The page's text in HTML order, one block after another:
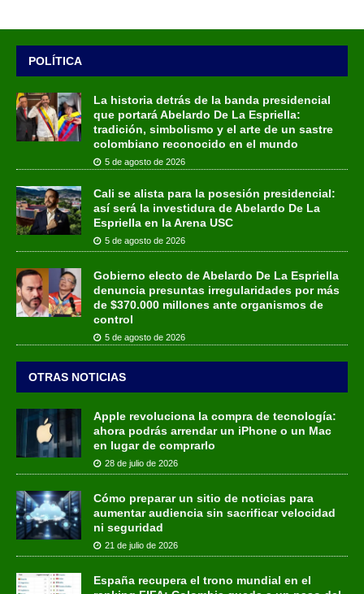
POLÍTICA
La historia detrás de la banda presidencial
que portará Abelardo De La Espriella:
tradición, simbolismo y el arte de un sastre
colombiano reconocido en el mundo
5 de agosto de 2026
Cali se alista para la posesión presidencial:
así será la investidura de Abelardo De La
Espriella en la Arena USC
5 de agosto de 2026
Gobierno electo de Abelardo De La Espriella
denuncia presuntas irregularidades por más
de $370.000 millones ante organismos de
control
5 de agosto de 2026
OTRAS NOTICIAS
Apple revoluciona la compra de tecnología:
ahora podrás arrendar un iPhone o un Mac
en lugar de comprarlo
28 de julio de 2026
Cómo preparar un sitio de noticias para
aumentar audiencia sin sacrificar velocidad
ni seguridad
21 de julio de 2026
España recupera el trono mundial en el